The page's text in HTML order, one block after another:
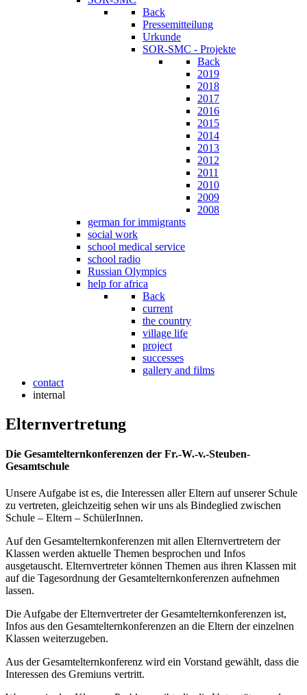
Back
Pressemitteilung
Urkunde
SOR-SMC - Projekte
Back
2019
2018
2017
2016
2015
2014
2013
2012
2011
2010
2009
2008
german for immigrants
social work
school medical service
school radio
Russian Olympics
help for africa
Back
current
the country
village life
project
successes
gallery and films
contact
internal
Elternvertretung
Die Gesamtelternkonferenzen der Fr.-W.-v.-Steuben-
Gesamtschule
Unsere Aufgabe ist es, die Interessen aller Eltern auf unserer Schule
zu vertreten, gleichzeitig sehen wir uns als Bindeglied zwischen
Schule – Eltern – SchülerInnen.
Auf den Gesamtelternkonferenzen mit allen Elternvertretern der
Klassen werden aktuelle Themen besprochen und Infos
ausgetauscht. Elternvertreter können Themen aus ihren Klassen mit
auf die Tagesordnung der Gesamtelternkonferenzen aufnehmen
lassen.
Die Aufgabe der Elternvertreter der Gesamtelternkonferenzen ist,
Infos aus den Gesamtelternkonferenzen an die Eltern der einzelnen
Klassen weiterzugeben.
Aus der Gesamtelternkonferenz wird ein Vorstand gewählt, dass die
Interessen des Gremiuns vertritt.